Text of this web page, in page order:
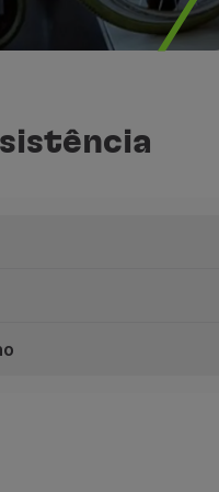
Ponta Delgada,